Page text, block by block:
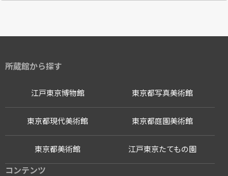
所蔵館から探す
江戸東京博物館
江戸東京たてもの園
東京都写真美術館
東京都現代美術館 東京都庭園美術館
東京都美術館
コンテンツ